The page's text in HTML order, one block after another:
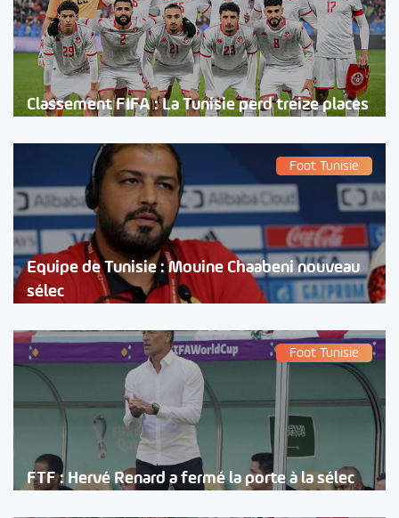
Classement FIFA : La Tunisie perd treize places
Foot Tunisie
Equipe de Tunisie : Mouine Chaabeni nouveau
sélec
Foot Tunisie
FTF : Hervé Renard a fermé la porte à la sélec